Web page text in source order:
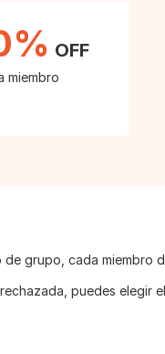
OFF
miembro
grupo, cada miembro
puedes elegir